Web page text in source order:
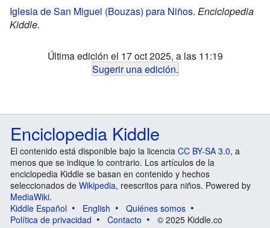
Iglesia de San Miguel (Bouzas) para Niños. Enciclopedia
Kiddle.
Última edición el 17 oct 2025, a las 11:19
Sugerir una edición.
Enciclopedia Kiddle
El contenido está disponible bajo la licencia CC BY-SA 3.0, a
menos que se indique lo contrario. Los artículos de la
enciclopedia Kiddle se basan en contenido y hechos
seleccionados de Wikipedia, reescritos para niños. Powered by
MediaWiki.
Kiddle Español
English
Quiénes somos
Política de privacidad
Contacto © 2025 Kiddle.co